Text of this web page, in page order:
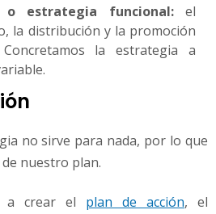
estrategia funcional:el
la distribución y la promoción
la estrategia a
no sirve para nada, por lo que
nuestro plan.
a crear el plan de acción, el